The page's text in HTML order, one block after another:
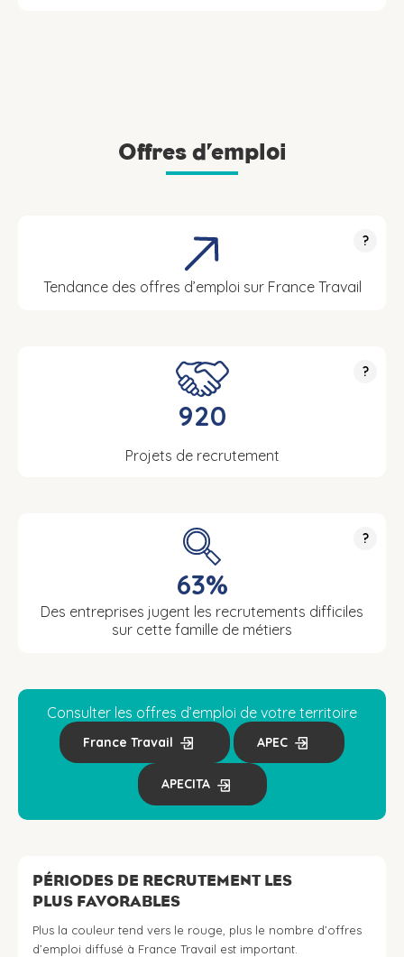
Offres d’emploi
?
Tendance des offres d’emploi sur France Travail
?
920
Projets de recrutement
?
63%
Des entreprises jugent les recrutements difficiles
sur cette famille de métiers
Consulter les offres d’emploi de votre territoire
France Travail APEC
APECITA
PÉRIODES DE RECRUTEMENT LES
PLUS FAVORABLES
Plus la couleur tend vers le rouge, plus le nombre d’offres
d’emploi diffusé à France Travail est important.